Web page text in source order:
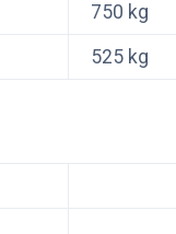
750 kg
525 kg